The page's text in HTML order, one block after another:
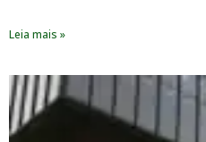
Leia mais »